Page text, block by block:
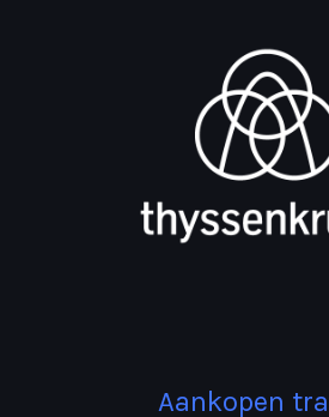
Aankopen